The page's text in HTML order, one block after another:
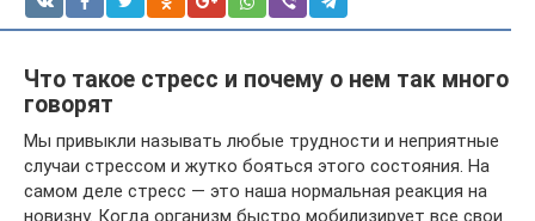
Что такое стресс и почему о нем так много
говорят
Мы привыкли называть любые трудности и неприятные
случаи стрессом и жутко бояться этого состояния. На
самом деле стресс — это наша нормальная реакция на
новизну. Когда организм быстро мобилизирует все свои